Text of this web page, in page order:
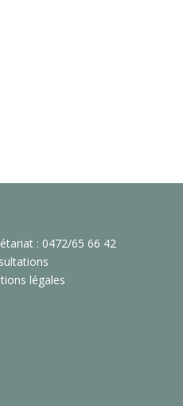
: 0472/65 66 42
légales